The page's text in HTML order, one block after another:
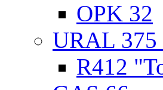
OPK 32
URAL 375
R412